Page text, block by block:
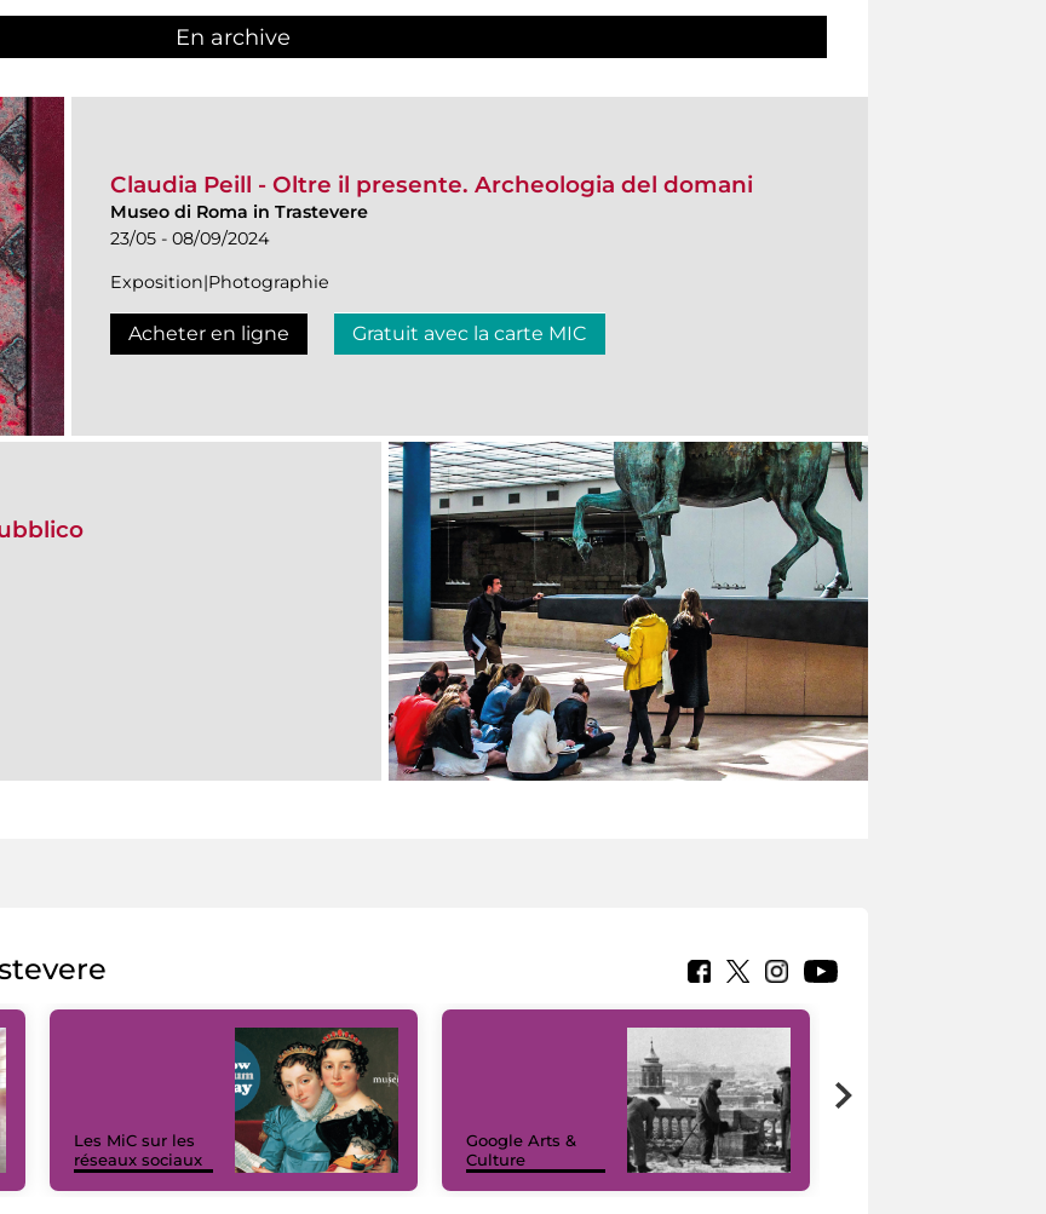
En archive
Claudia Peill - Oltre il presente. Archeologia del domani
Museo di Roma in Trastevere
23/05 - 08/09/2024
Exposition|Photographie
Acheter en ligne Gratuit avec la carte MIC
Les MiC sur les
réseaux sociaux
Google Arts &
Culture